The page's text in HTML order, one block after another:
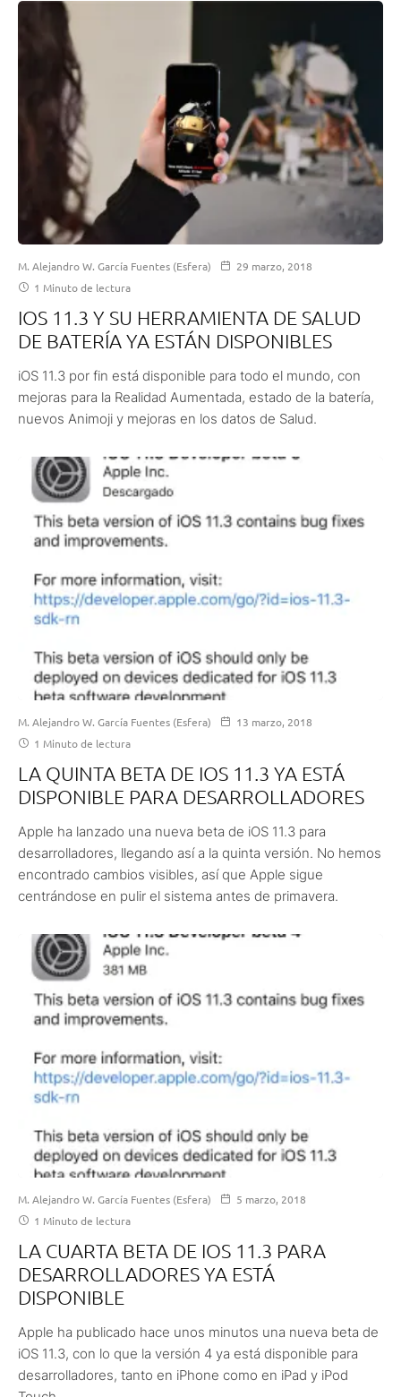
M. Alejandro W. García Fuentes (Esfera)
29 marzo, 2018
1 Minuto de lectura
IOS 11.3 Y SU HERRAMIENTA DE SALUD
DE BATERÍA YA ESTÁN DISPONIBLES
iOS 11.3 por fin está disponible para todo el mundo, con
mejoras para la Realidad Aumentada, estado de la batería,
nuevos Animoji y mejoras en los datos de Salud.
M. Alejandro W. García Fuentes (Esfera)
13 marzo, 2018
1 Minuto de lectura
LA QUINTA BETA DE IOS 11.3 YA ESTÁ
DISPONIBLE PARA DESARROLLADORES
Apple ha lanzado una nueva beta de iOS 11.3 para
desarrolladores, llegando así a la quinta versión. No hemos
encontrado cambios visibles, así que Apple sigue
centrándose en pulir el sistema antes de primavera.
M. Alejandro W. García Fuentes (Esfera)
5 marzo, 2018
1 Minuto de lectura
LA CUARTA BETA DE IOS 11.3 PARA
DESARROLLADORES YA ESTÁ
DISPONIBLE
Apple ha publicado hace unos minutos una nueva beta de
iOS 11.3, con lo que la versión 4 ya está disponible para
desarrolladores, tanto en iPhone como en iPad y iPod